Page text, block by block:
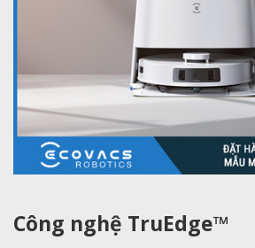
Công nghệ TruEdge™